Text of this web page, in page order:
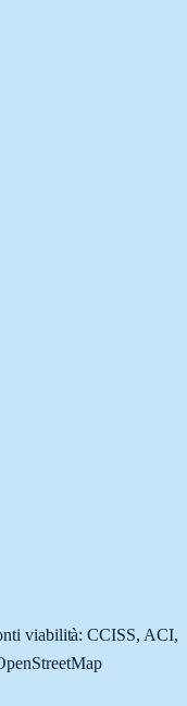
viabilità: CCISS, ACI,